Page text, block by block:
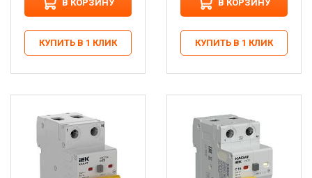
В КОРЗИНУ
КУПИТЬ В 1 КЛИК
В КОРЗИНУ
КУПИТЬ В 1 КЛИК